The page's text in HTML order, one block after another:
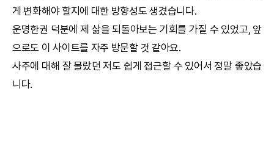
게 변화해야 할지에 대한 방향성도 생겼습니다.
운명한권 덕분에 제 삶을 되돌아보는 기회를 가질 수 있었고, 앞
으로도 이 사이트를 자주 방문할 것 같아요.
사주에 대해 잘 몰랐던 저도 쉽게 접근할 수 있어서 정말 좋았습
니다.